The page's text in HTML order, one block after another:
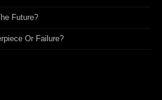
Future?
Or Failure?